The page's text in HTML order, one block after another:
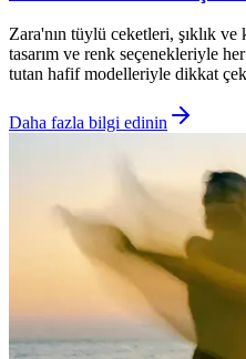
Zara'nın tüylü ceketleri, şıklık
tasarım ve renk seçenekleriyle
tutan hafif modelleriyle dikkat
Daha fazla bilgi edinin